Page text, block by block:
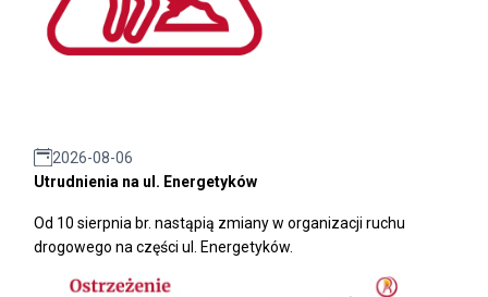
2026-08-06
Utrudnienia na ul. Energetyków
Od 10 sierpnia br. nastąpią zmiany w organizacji ruchu
drogowego na części ul. Energetyków.